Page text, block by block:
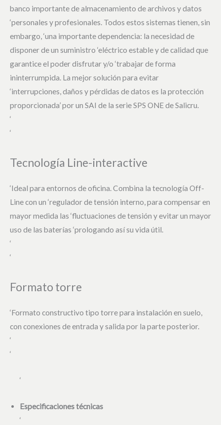
banco importante de almacenamiento de archivos y datos
‘personales y profesionales. Todos estos sistemas tienen, sin
embargo, ‘una importante dependencia: la necesidad de
disponer de un suministro ‘eléctrico estable y de calidad que
garantice el poder disfrutar y/o ‘trabajar de forma
ininterrumpida. La mejor solución para evitar
‘interrupciones, daños y pérdidas de datos es la protección
proporcionada’ por un SAI de la serie SPS ONE de Salicru.
‘
‘
Tecnología Line-interactive
‘Ideal para entornos de oficina. Combina la tecnología Off-
Line con un ‘regulador de tensión interno, para compensar en
mayor medida las ‘fluctuaciones de tensión y evitar un mayor
uso de las baterías ‘prologando así su vida útil.
‘
‘
Formato torre
‘Formato constructivo tipo torre para instalación en suelo,
con conexiones de entrada y salida por la parte posterior.
‘
‘
‘
Especificaciones técnicas
‘